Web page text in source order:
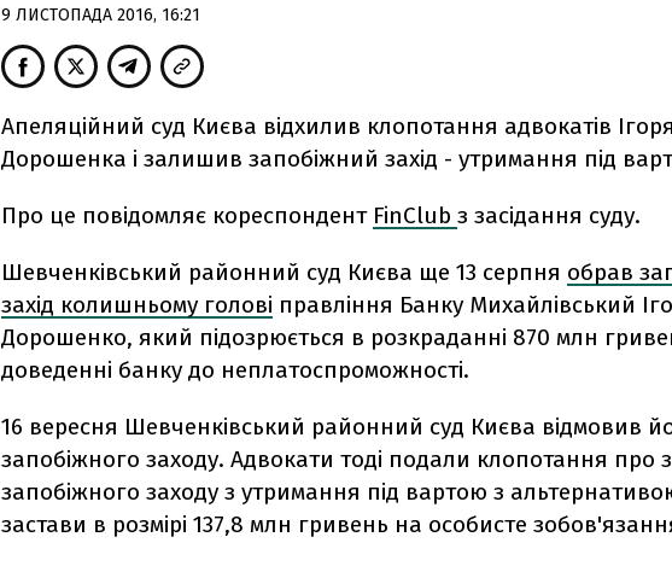
9 ЛИСТОПАДА 2016, 16:21
Апеляційний суд Києва відхилив клопотання адвокатів
Дорошенка і залишив запобіжний захід - утримання під
Про це повідомляє кореспондент FinClub з засідання суду.
Шевченківський районний суд Києва ще 13 серпня обрав
захід колишньому голові правління Банку Михайлівський
Дорошенко, який підозрюється в розкраданні 870 млн
доведенні банку до неплатоспроможності.
16 вересня Шевченківський районний суд Києва відмовив
запобіжного заходу. Адвокати тоді подали клопотання про
запобіжного заходу з утримання під вартою з
застави в розмірі 137,8 млн гривень на особисте